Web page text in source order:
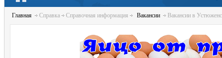
Главная Справка Справочная информация Вакансии Вакансии в